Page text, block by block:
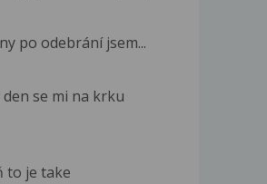
po odebrání jsem...
se mi na krku
to je take